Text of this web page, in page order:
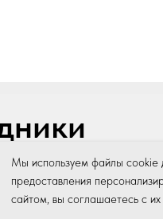
Мы используем файлы сооkie
предоставления
сайтом, вы соглашаетесь с